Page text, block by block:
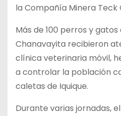
la Compañía Minera Teck
Más de 100 perros y
Chanavayita recibieron
clínica veterinaria móvil,
a controlar la población
caletas de Iquique.
Durante varias jornadas,